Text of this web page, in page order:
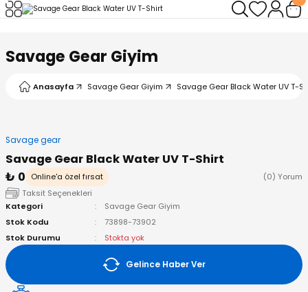
Savage Gear Giyim
Anasayfa Savage Gear Giyim Savage Gear Black Water UV T-
Savage gear
Savage Gear Black Water UV T-Shirt
₺ 0
Online'a özel fırsat
(0) Yorum
Taksit Seçenekleri
Kategori
Savage Gear Giyim
Stok Kodu
73898-73902
Stok Durumu
Stokta yok
Gelince Haber Ver
Geri Dön
Makineleri
Geri Dön
Kamışlar
Geri Dön
Misinalar
Misinalar
Geri Dön
- Klips
Halka
Geri Dön
Geri Dön
& El Feneri